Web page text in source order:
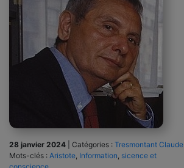
28 janvier 2024 Catégories : Tresmontant Claude
Mots-clés : Aristote Information sicence et